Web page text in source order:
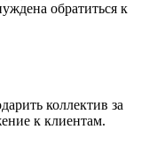
обратиться к
коллектив за
к клиентам.